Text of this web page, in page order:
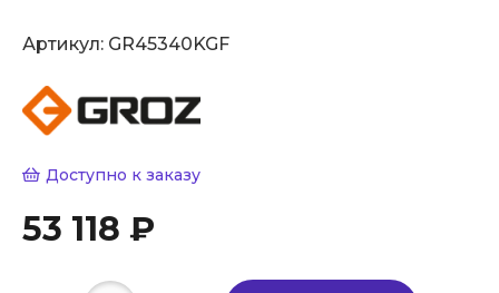
Артикул: GR45340KGF
Доступно к заказу
53 118 ₽